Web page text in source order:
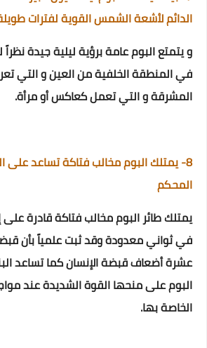
الدائم لأشعة الشمس القوية لفترات
و يتمتع البوم عامة برؤية ليلية جيدة
في المنطقة الخلفية من العين و التي
المشرقة و التي تعمل كعاكس أو مرأة.
8- يمتلك البوم مخالب فتاكة تساعد
المحكم
يمتلك طائر البوم مخالب فتاكة قادرة
في ثواني معدودةوقد ثبت علمياً بأن
عشرة أضعاف قبضة الإنسان كماتساعد
البوم على منحها القوة الشديدة عند
الخاصة بها.